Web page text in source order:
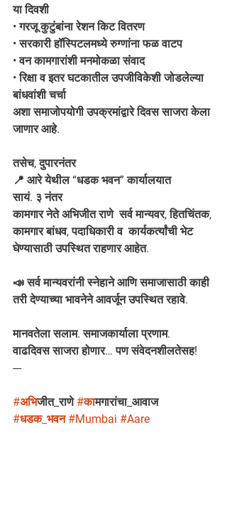
या दिवशी
• गरजू कुटुंबांना रेशन किट वितरण
• सरकारी हॉस्पिटलमध्ये रुग्णांना फळ वाटप
• वन कामगारांशी मनमोकळा संवाद
• रिक्षा व इतर घटकातील उपजीविकेशी जोडलेल्या
बांधवांशी चर्चा
अशा समाजोपयोगी उपक्रमांद्वारे दिवस साजरा केला
जाणार आहे.
तसेच, दुपारनंतर
📍 आरे येथील “धडक भवन” कार्यालयात
सायं. ३ नंतर
कामगार नेते अभिजीत राणे  सर्व मान्यवर, हितचिंतक,
कामगार बांधव, पदाधिकारी व  कार्यकर्त्यांची भेट
घेण्यासाठी उपस्थित राहणार आहेत.
📣 सर्व मान्यवरांनी स्नेहाने आणि समाजासाठी काही
तरी देण्याच्या भावनेने आवर्जून उपस्थित रहावे.
मानवतेला सलाम. समाजकार्याला प्रणाम.
वाढदिवस साजरा होणार… पण संवेदनशीलतेसह!
---
#अभिजीत_राणे #कामगारांचा_आवाज
#धडक_भवन #Mumbai #Aare